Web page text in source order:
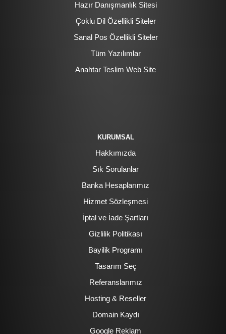
Hazır Danışmanlık Sitesi
Çoklu Dil Özellikli Siteler
Sanal Pos Özellikli Siteler
Tüm Yazılımlar
Anahtar Teslim Web Site
KURUMSAL
Hakkımızda
Sık Sorulanlar
Banka Hesaplarımız
Hizmet Sözleşmesi
İptal ve İade Şartları
Gizlilik Politikası
Bayilik Programı
Tasarım Seç
Referanslarımız
Hosting & Reseller
Domain Kaydı
Google Reklam